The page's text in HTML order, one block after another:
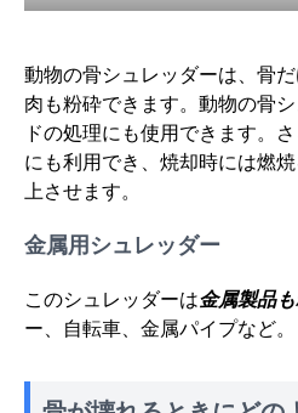
動物の骨シュレッダーは、骨
肉も粉砕できます。動物の骨
ドの処理にも使用できます。
にも利用でき、焼却時には燃
上させます。
金属用シュレッダー
このシュレッダーは金属製品
ー、自転車、金属パイプなど。